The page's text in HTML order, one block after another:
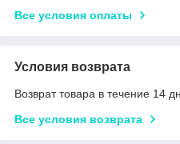
Все условия оплаты
Условия возврата
Возврат товара в течение 14
Все условия возврата